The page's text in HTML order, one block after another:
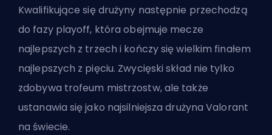
Kwalifikujące się drużyny następnie przechodzą
do fazy playoff, która obejmuje mecze
najlepszych z trzech i kończy się wielkim finałem
najlepszych z pięciu. Zwycięski skład nie tylko
zdobywa trofeum mistrzostw, ale także
ustanawia się jako najsilniejsza drużyna Valorant
na świecie.